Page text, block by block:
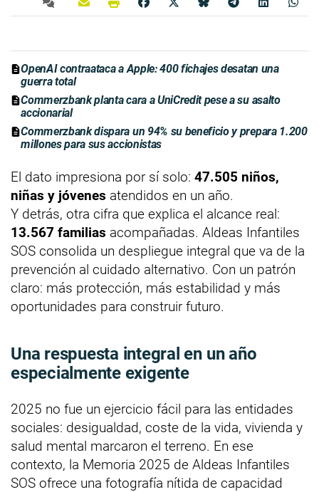
OpenAI contraataca a Apple: 400 fichajes desatan una
guerra total
Commerzbank planta cara a UniCredit pese a su asalto
accionarial
Commerzbank dispara un 94% su beneficio y prepara 1.200
millones para sus accionistas
El dato impresiona por sí solo: 47.505 niños,
niñas y jóvenes atendidos en un año.
Y detrás, otra cifra que explica el alcance real:
13.567 familias acompañadas. Aldeas Infantiles
SOS consolida un despliegue integral que va de la
prevención al cuidado alternativo. Con un patrón
claro: más protección, más estabilidad y más
oportunidades para construir futuro.
Una respuesta integral en un año
especialmente exigente
2025 no fue un ejercicio fácil para las entidades
sociales: desigualdad, coste de la vida, vivienda y
salud mental marcaron el terreno. En ese
contexto, la Memoria 2025 de Aldeas Infantiles
SOS ofrece una fotografía nítida de capacidad